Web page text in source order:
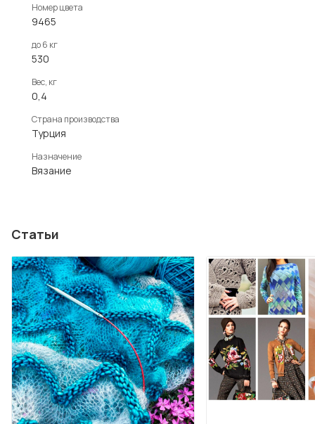
Номер цвета
9465
до 6 кг
530
Вес, кг
0,4
Страна производства
Турция
Назначение
Вязание
Статьи